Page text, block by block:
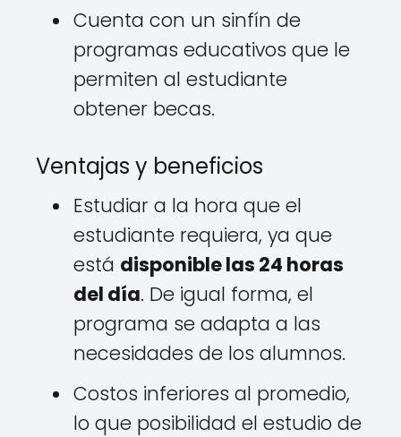
Cuenta con un sinfín de
programas educativos que le
permiten al estudiante
obtener becas.
Ventajas y beneficios
Estudiar a la hora que el
estudiante requiera, ya que
está disponible las 24 horas
del día. De igual forma, el
programa se adapta a las
necesidades de los alumnos.
Costos inferiores al promedio,
lo que posibilidad el estudio de